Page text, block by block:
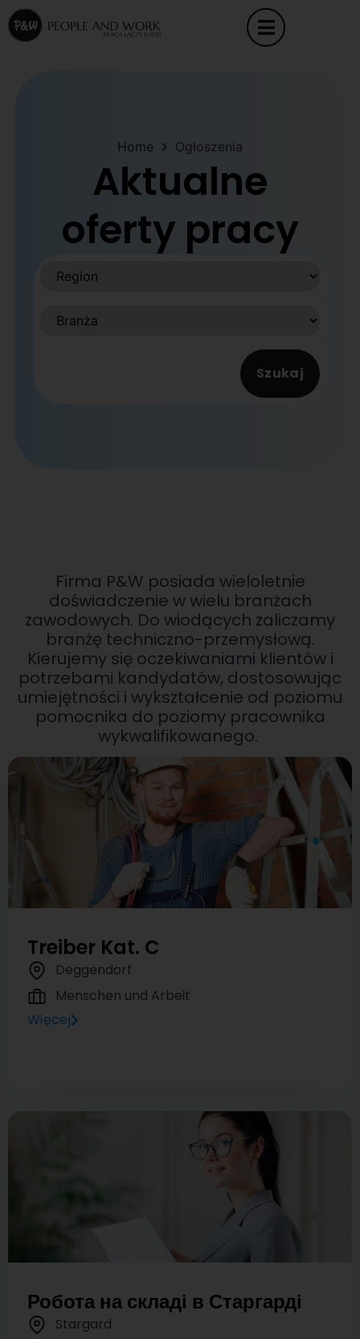
Home Ogłoszenia
Aktualne
oferty pracy
Firma P&W posiada wieloletnie
doświadczenie w wielu branżach
zawodowych. Do wiodących zaliczamy
branżę techniczno-przemysłową.
Kierujemy się oczekiwaniami klientów i
potrzebami kandydatów, dostosowując
umiejętności i wykształcenie od poziomu
pomocnika do poziomy pracownika
wykwalifikowanego.
Treiber Kat. C
Deggendorf
Menschen und Arbeit
Więcej
Робота на складі в Старгарді
Stargard